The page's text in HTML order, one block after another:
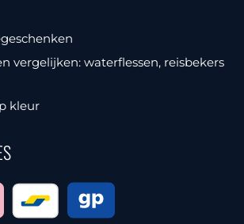
vergelijken: waterflessen, reisbekers
kleur